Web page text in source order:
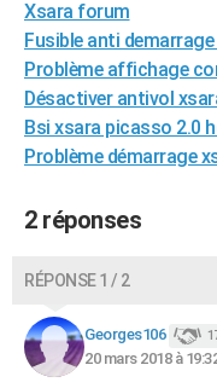
S'inscrire
Se connecter
Lycées
Collèges
Primaires
Universités
Entreprises
Service militaire
Avis de recherche
AVIS DE DÉCÈS
FORUM
Bricolage
Lifestyle
Culture
Sport
Auto
Television
Voyage
Cinema
Xsara forum
Fusible anti
Problème affichage
Désactiver antivol
Bsi xsara picasso 2.0
Problème démarrage
2 réponses
RÉPONSE 1 / 2
Georges106
20 mars 2018 à